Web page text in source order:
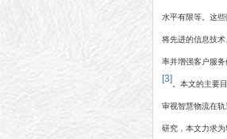
水平有限等。这
将先进的信息技
率并增强客户服
[3]
。本文的主要
审视智慧物流在
研究，本文力求